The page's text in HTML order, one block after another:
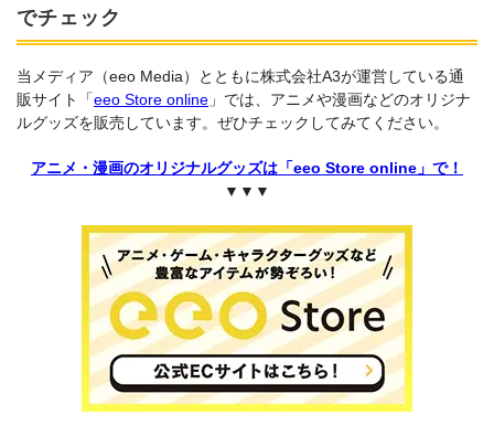
でチェック
当メディア（eeo Media）とともに株式会社A3が運営している通
販サイト「eeo Store online 」では、アニメや漫画などのオリジナ
ルグッズを販売しています。ぜひチェックしてみてください。
アニメ・漫画のオリジナルグッズは「eeo Store online」で！
▼▼▼